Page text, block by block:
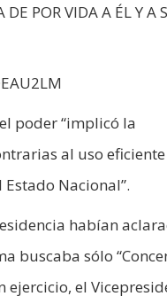
POR VIDA A ÉL Y A
poder “implicó la
al uso
Nacional”.
habían
buscaba sólo
ejercicio, el